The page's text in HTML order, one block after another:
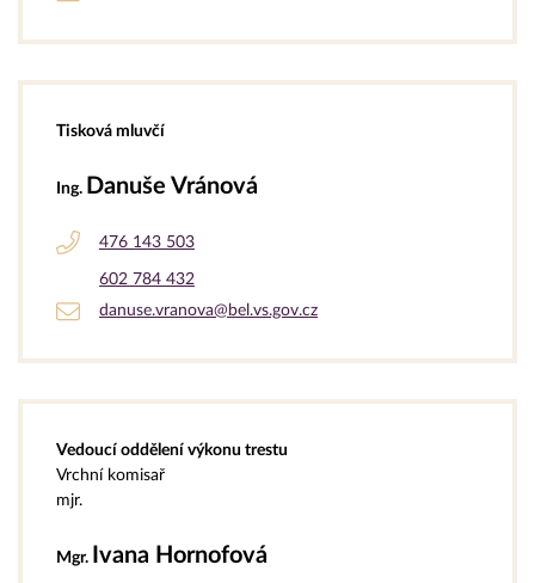
Tisková mluvčí
Ing. Danuše Vránová
476 143 503
602 784 432
danuse.vranova@bel.vs.gov.cz
Vedoucí oddělení výkonu trestu
Vrchní komisař
mjr.
Mgr. Ivana Hornofová